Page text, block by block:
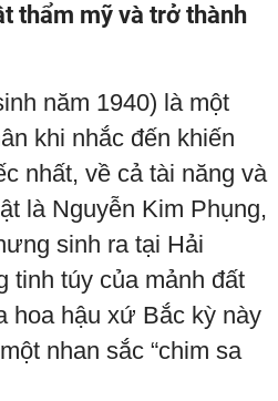
thẩm mỹ và trở thành
năm 1940) là một
khi nhắc đến khiến
nhất, về cả tài năng và
là Nguyễn Kim Phụng,
sinh ra tại Hải
tinh túy của mảnh đất
hoa hậu xứ Bắc kỳ này
nhan sắc “chim sa